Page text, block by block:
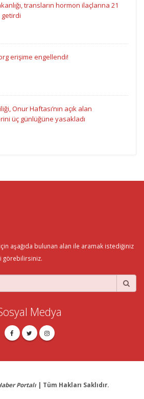
transların hormon ilaçlarına 21
getirdi
erişime engellendi!
Onur Haftası’nın açık alan
üç günlüğüne yasakladı
aşağıda bulunan alan ile aramak istediğiniz
görebilirsiniz.
Medya
Portalı | Tüm Hakları Saklıdır.